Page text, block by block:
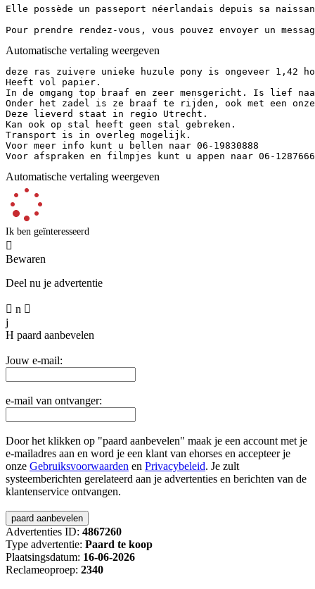
Elle possède un passeport néerlandais depuis sa
Pour prendre rendez-vous, vous pouvez envoyer un
Automatische vertaling weergeven
deze ras zuivere unieke huzule pony is ongeveer 1,42
Heeft vol papier.
In de omgang top braaf en zeer mensgericht. Is lief
Onder het zadel is ze braaf te rijden, ook met een
Deze lieverd staat in regio Utrecht.
Kan ook op stal heeft geen stal gebreken.
Transport is in overleg mogelijk.
Voor meer info kunt u bellen naar 06-19830888
Voor afspraken en filmpjes kunt u appen naar 06-
Automatische vertaling weergeven
Ik ben geïnteresseerd

Bewaren
Deel nu je advertentie
 n 
j
H paard aanbevelen
Jouw e-mail:
e-mail van ontvanger:
Door het klikken op "paard aanbevelen" maak je een account met je
e-mailadres aan en word je een klant van ehorses en accepteer je
onze Gebruiksvoorwaarden en Privacybeleid. Je zult
systeemberichten gerelateerd aan je advertenties en berichten van de
klantenservice ontvangen.
Advertenties ID: 4867260
Type advertentie: Paard te koop
Plaatsingsdatum: 16-06-2026
Reclameoproep: 2340